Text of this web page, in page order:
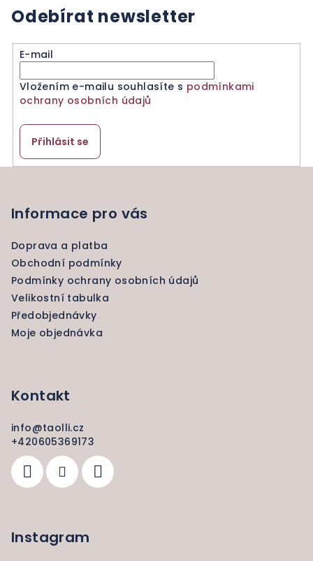
Odebírat newsletter
E-mail
Vložením e-mailu souhlasíte s podmínkami
ochrany osobních údajů
Přihlásit se
Informace pro vás
Doprava a platba
Obchodní podmínky
Podmínky ochrany osobních údajů
Velikostní tabulka
Předobjednávky
Moje objednávka
Kontakt
info@taolli.cz
+420605369173
Instagram